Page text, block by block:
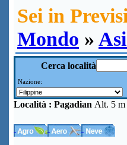
Sei in
Mondo »
Cerca località
Nazione:
Località : Pagadian Alt. 5 m